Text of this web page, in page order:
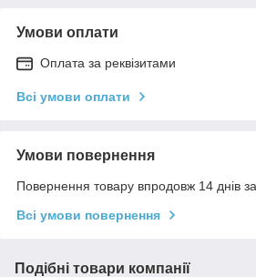
Умови оплати
Оплата за реквізитами
Всі умови оплати
Умови повернення
Повернення товару впродовж 14 днів
Всі умови повернення
Подібні товари компанії